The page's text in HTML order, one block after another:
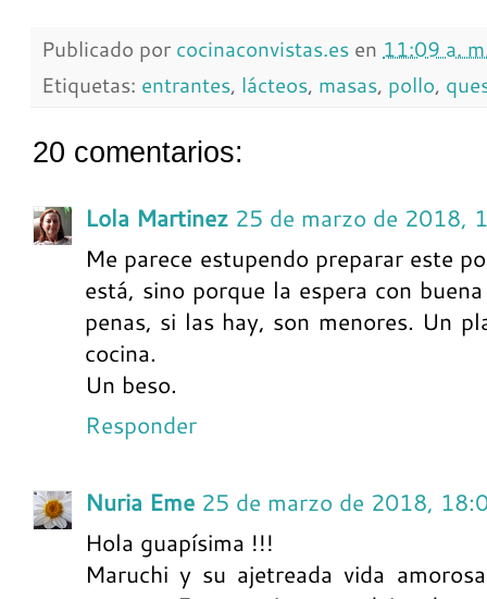
Publicado por cocinaconvistas.es en 11:09 a.
Etiquetas: entrantes, lácteos, masas, pollo,
20 comentarios:
Lola Martinez 25 de marzo de 2018,
Me parece estupendo preparar este
está, sino porque la espera con
penas, si las hay, son menores. Un
cocina.
Un beso.
Responder
Nuria Eme 25 de marzo de 2018,
Hola guapísima !!!
Maruchi y su ajetreada vida